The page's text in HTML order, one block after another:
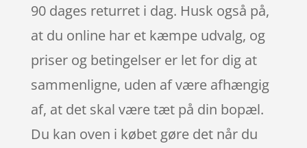
90 dages returret i dag. Husk også på,
at du online har et kæmpe udvalg, og
priser og betingelser er let for dig at
sammenligne, uden af være afhængig
af, at det skal være tæt på din bopæl.
Du kan oven i købet gøre det når du